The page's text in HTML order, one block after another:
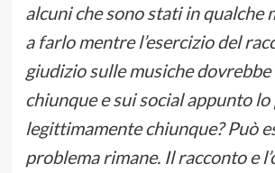
alcuni che sono stati in qualche
a farlo mentre l’esercizio del
giudizio sulle musiche dovrebbe
chiunque e sui social appunto
legittimamente chiunque? Può
problema rimane. Il racconto e